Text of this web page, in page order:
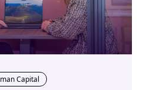
Capital